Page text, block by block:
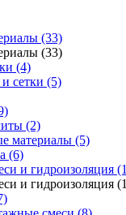
(33)
(33)
(4)
сетки (5)
(2)
материалы (5)
(6)
и гидроизоляция
и гидроизоляция